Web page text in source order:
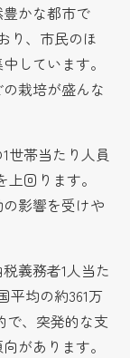
かな都市で
り、市民のほ
しています。
栽培が盛んな
世帯当たり人員
回ります。
影響を受けや
義務者1人当た
平均の約361万
で、突発的な支
があります。